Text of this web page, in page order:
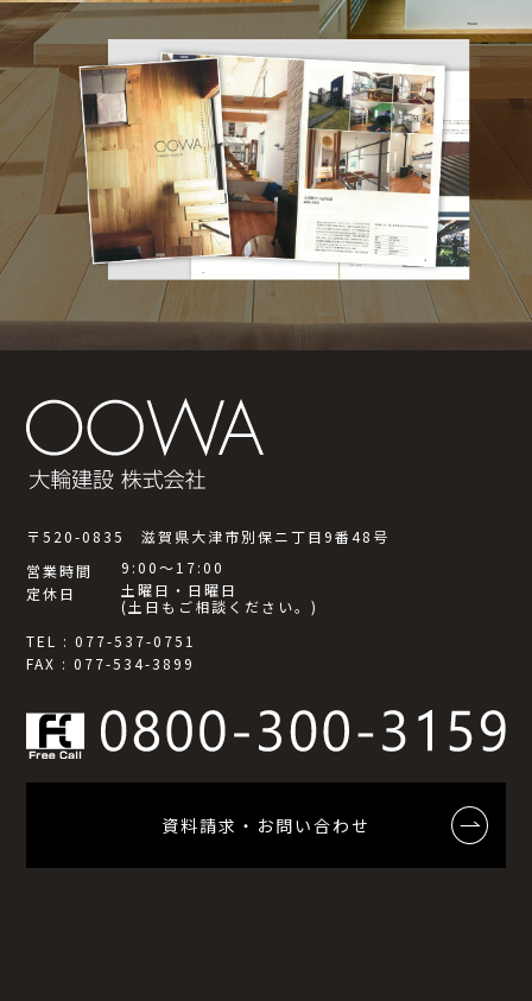
〒520-0835 滋賀県大津市別保ニ丁目9番48号
営業時間
9:00～17:00
定休日
土曜日・日曜日
(土日もご相談ください。)
TEL : 077-537-0751
FAX : 077-534-3899
資料請求・お問い合わせ